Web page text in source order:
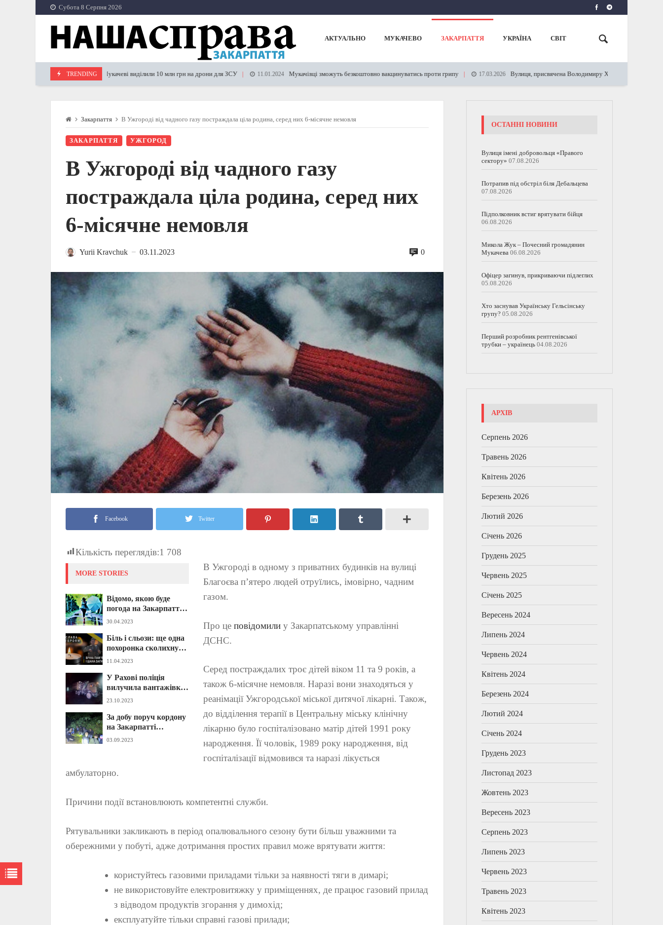
Skip
to
content
Субота 8 Серпня 2026
АКТУАЛЬНО МУКАЧЕВО ЗАКАРПАТТЯ УКРАЇНА СВІТ
TRENDING
18.12.2023 У Мукачеві виділили 10 млн грн на дрони для ЗСУ 11.01.2024 Мукачівці зможуть безкоштовно вакцинуватись проти грипу 17.03.2026 Вулиця, присвячена Володимиру Хрестителю
Закарпаття В Ужгороді від чадного газу постраждала ціла родина, серед них 6-місячне немовля
ЗАКАРПАТТЯ УЖГОРОД
В Ужгороді від чадного газу
постраждала ціла родина, серед них
6-місячне немовля
Yurii Kravchuk — 03.11.2023 0
Facebook Twitter
Кількість переглядів:1 708
MORE STORIES
Відомо, якою буде
погода на Закарпатті в
перші дні травня
30.04.2023
Біль і сльози: ще одна
похоронка сколихнула
Воловецьку громаду
11.04.2023
У Рахові поліція
вилучила вантажівку
з нелегальною
23.10.2023
За добу поруч кордону
на Закарпатті
упіймали 34
03.09.2023
В Ужгороді в одному з приватних будинків на вулиці
Благоєва п’ятеро людей отруїлись, імовірно, чадним
газом.
Про це повідомилиу Закарпатському управлінні
ДСНС.
Серед постраждалих троє дітей віком 11 та 9 років, а
також 6-місячне немовля. Наразі вони знаходяться у
реанімації Ужгородської міської дитячої лікарні. Також,
до відділення терапії в Центральну міську клінічну
лікарню було госпіталізовано матір дітей 1991 року
народження. Її чоловік, 1989 року народження, від
госпіталізації відмовився та наразі лікується
амбулаторно.
Причини події встановлюють компетентні служби.
Рятувальники закликають в період опалювального сезону бути більш уважними та
обережними у побуті, адже дотримання простих правил може врятувати життя:
користуйтесь газовими приладами тільки за наявності тяги в димарі;
не використовуйте електровитяжку у приміщеннях, де працює газовий прилад
з відводом продуктів згорання у димохід;
експлуатуйте тільки справні газові прилади;
ОСТАННІ НОВИНИ
Вулиця імені добровольця «Правого
сектору» 07.08.2026
Потрапив під обстріл біля Дебальцева
07.08.2026
Підполковник встиг врятувати бійця
06.08.2026
Микола Жук – Почесний громадянин
Мукачева 06.08.2026
Офіцер загинув, прикриваючи підлеглих
05.08.2026
Хто заснував Українську Гельсінську
групу? 05.08.2026
Перший розробник рентгенівської
трубки – українець 04.08.2026
АРХІВ
Серпень 2026
Травень 2026
Квітень 2026
Березень 2026
Лютий 2026
Січень 2026
Грудень 2025
Червень 2025
Січень 2025
Вересень 2024
Липень 2024
Червень 2024
Квітень 2024
Березень 2024
Лютий 2024
Січень 2024
Грудень 2023
Листопад 2023
Жовтень 2023
Вересень 2023
Серпень 2023
Липень 2023
Червень 2023
Травень 2023
Квітень 2023